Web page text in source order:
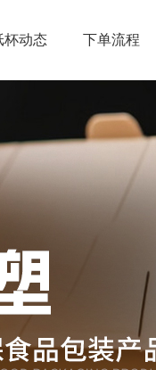
杯动态 下单流程